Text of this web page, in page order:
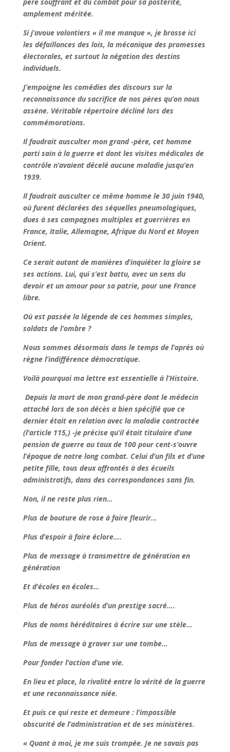
amplement méritée.
Si j’avoue volontiers « il me manque », je brosse ici
les défaillances des lois, la mécanique des promesses
électorales, et surtout la négation des destins
individuels.
J’empoigne les comédies des discours sur la
reconnaissance du sacrifice de nos pères qu’on nous
assène. Véritable répertoire décliné lors des
commémorations.
Il faudrait ausculter mon grand -père, cet homme
parti sain à la guerre et dont les visites médicales de
contrôle n’avaient décelé aucune maladie jusqu’en
1939.
Il faudrait ausculter ce même homme le 30 juin 1940,
où furent déclarées des séquelles pneumologiques,
dues à ses campagnes multiples et guerrières en
France, Italie, Allemagne, Afrique du Nord et Moyen
Orient.
Ce serait autant de manières d’inquiéter la gloire se
ses actions. Lui, qui s’est battu, avec un sens du
devoir et un amour pour sa patrie, pour une France
libre.
Où est passée la légende de ces hommes simples,
soldats de l’ombre ?
Nous sommes désormais dans le temps de l’après où
règne l’indifférence démocratique.
Voilà pourquoi ma lettre est essentielle à l’Histoire.
Depuis la mort de mon grand-père dont le médecin
attaché lors de son décès a bien spécifié que ce
dernier était en relation avec la maladie contractée
(l’article 115,) -je précise qu’il était titulaire d’une
pension de guerre au taux de 100 pour cent-s’ouvre
l’époque de notre long combat. Celui d’un fils et d’une
petite fille, tous deux affrontés à des écueils
administratifs, dans des correspondances sans fin.
Non, il ne reste plus rien…
Plus de bouture de rose à faire fleurir…
Plus d’espoir à faire éclore….
Plus de message à transmettre de génération en
génération
Et d’écoles en écoles…
Plus de héros auréolés d’un prestige sacré….
Plus de noms héréditaires à écrire sur une stèle…
Plus de message à graver sur une tombe…
Pour fonder l’action d’une vie.
En lieu et place, la rivalité entre la vérité de la guerre
et une reconnaissance niée.
Et puis ce qui reste et demeure : l’impossible
obscurité de l’administration et de ses ministères.
« Quant à moi, je me suis trompée. Je ne savais pas